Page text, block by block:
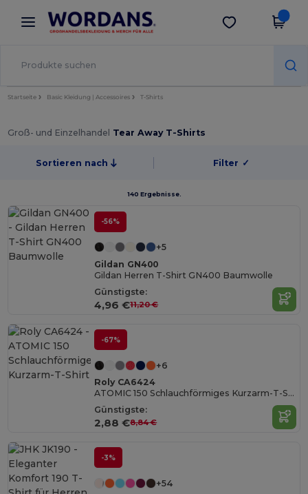
× Wordans App
Bessere Preise in der App!
App holen
Startseite Basic Kleidung | Accessoires T-Shirts
Groß- und Einzelhandel Tear Away T-Shirts
Sortieren nach Filter ✓
140 Ergebnisse.
-56%
+5
Gildan GN400
Gildan Herren T-Shirt GN400 Baumwolle
Günstigste:
4,96 €11,20 €
-67%
+6
Roly CA6424
ATOMIC 150 Schlauchförmiges Kurzarm-T-Shirt
Günstigste:
2,88 €8,84 €
-3%
+54